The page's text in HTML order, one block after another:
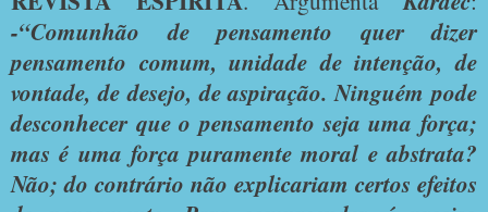
-“Comunhão de pensamento quer dizer
pensamento comum, unidade de intenção, de
vontade, de desejo, de aspiração. Ninguém pode
desconhecer que o pensamento seja uma força;
mas é uma força puramente moral e abstrata?
Não; do contrário não explicariam certos efeitos